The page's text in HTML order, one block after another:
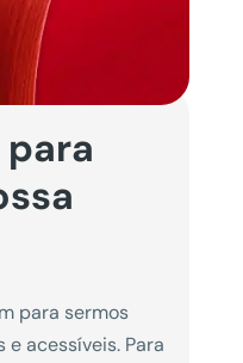
para sermos
e acessíveis. Para